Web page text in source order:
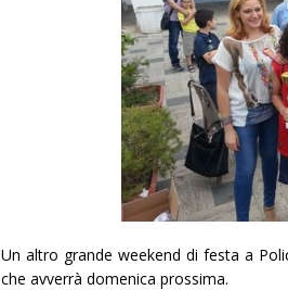
Un altro grande weekend di festa a
che avverrà domenica prossima.